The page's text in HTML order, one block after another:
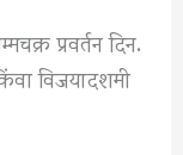
प्रवर्तन दिन.
विजयादशमी